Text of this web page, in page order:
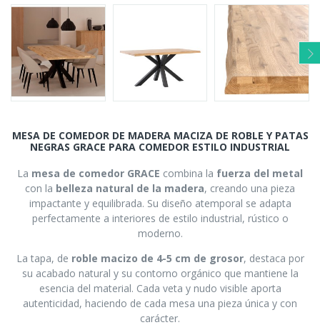
MESA DE COMEDOR DE MADERA MACIZA DE ROBLE Y PATAS
NEGRAS GRACE PARA COMEDOR ESTILO INDUSTRIAL
La mesa de comedor GRACE combina la fuerza del metal
con la belleza natural de la madera, creando una pieza
impactante y equilibrada. Su diseño atemporal se adapta
perfectamente a interiores de estilo industrial, rústico o
moderno.
La tapa, de roble macizo de 4-5 cm de grosor, destaca por
su acabado natural y su contorno orgánico que mantiene la
esencia del material. Cada veta y nudo visible aporta
autenticidad, haciendo de cada mesa una pieza única y con
carácter.